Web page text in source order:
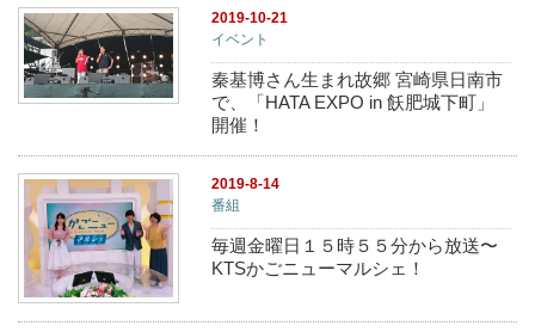
2019-10-21
イベント
秦基博さん生まれ故郷 宮崎県日南市
で、「HATA EXPO in 飫肥城下町」
開催！
2019-8-14
番組
毎週金曜日１５時５５分から放送〜
KTSかごニューマルシェ！